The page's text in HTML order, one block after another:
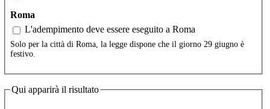
Roma
L'adempimento deve essere eseguito a Roma
Solo per la città di Roma, la legge dispone che il giorno 29 giugno è
festivo.
Qui apparirà il risultato